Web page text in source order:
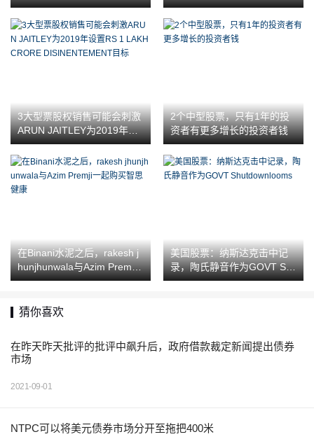
3大型票股权销售可能会刺激
ARUN JAITLEY为2019年设
置RS 1 LAKH CRORE DISIN
ENTEMENT目标
2个中型股票，只有1年的投
资者有更多增长的投资者钱
在Binani水泥之后，rakesh j
hunjhunwala与Azim Premji
一起购买智思健康
美国股票：纳斯达克击中记
录，陶氏静音作为GOVT Sh
utdownlooms
猜你喜欢
在昨天昨天批评的批评中飙升后，政府借款裁定新闻提出债券
市场
2021-09-01
NTPC可以将美元债券市场分开至拖把400米